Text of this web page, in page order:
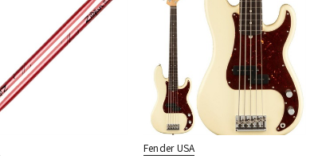
Fender USA